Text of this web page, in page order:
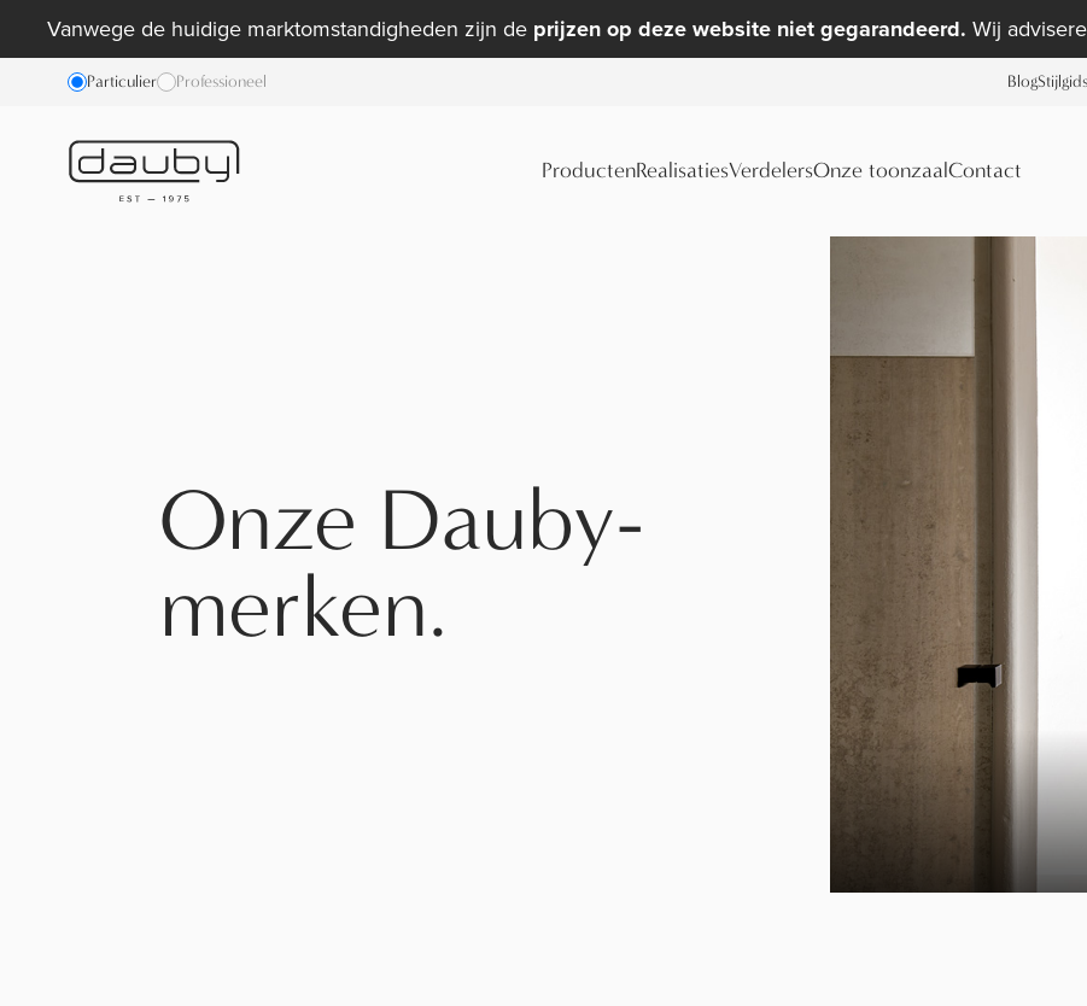
Vanwege de huidige marktomstandigheden zijn de prijzen op deze website niet gegarandeerd. Wij
Particulier Professioneel BlogStijlgids
ProductenRealisatiesVerdelersOnze toonzaal Contact
Onze Dauby-
merken.